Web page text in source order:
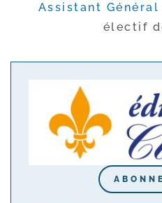
Assistant Général
élec­tif